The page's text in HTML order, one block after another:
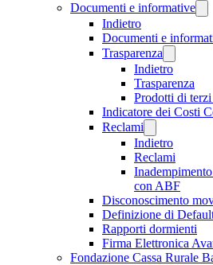
Documenti e informative
Indietro
Documenti e
Trasparenza
Indietro
Trasparenza
Prodotti di
Indicatore dei Costi
Reclami
Indietro
Reclami
con ABF
Disconoscimento
Definizione di
Rapporti dormienti
Firma Elettronica
Fondazione Cassa Rurale